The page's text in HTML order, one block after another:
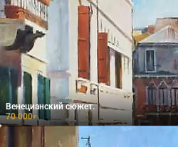
Венецианский сюжет.
70 000₽